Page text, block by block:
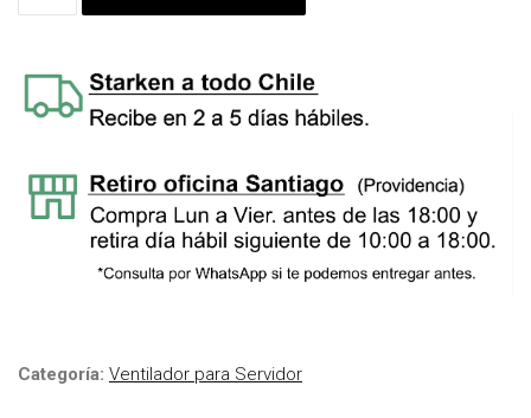
Categoría: Ventilador para Servidor